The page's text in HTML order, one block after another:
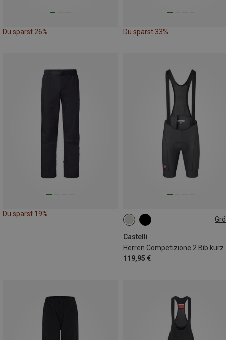
Du sparst 26% Du sparst 33%
Du sparst 19%
Castelli
Herren Competizione 2 Bib kurz
119,95 €
S XL